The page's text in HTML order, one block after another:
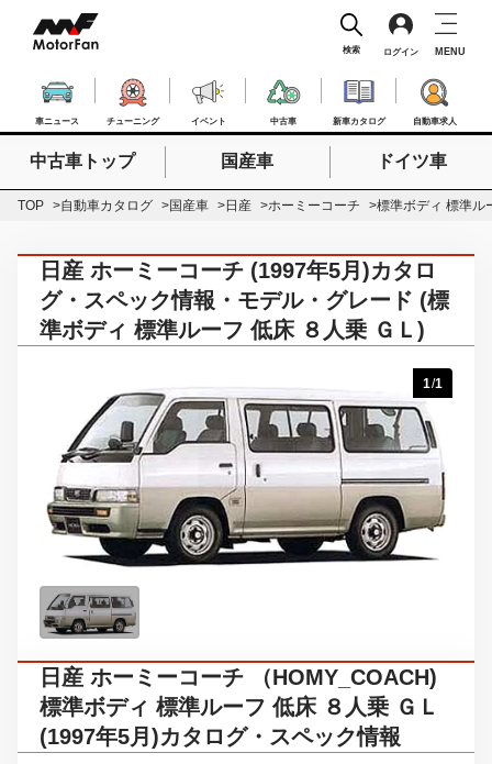
車ニュース チューニング イベント 中古車 新車カタログ 自動車求人
検索 ログイン MENU
検索したいキーワードを入力
検索
中古車トップ 国産車 ドイツ車
TOP 自動車カタログ 国産車 日産 ホーミーコーチ 標準ボディ 標準ル
日産 ホーミーコーチ (1997年5月)カタロ
グ・スペック情報・モデル・グレード (標
準ボディ 標準ルーフ 低床 ８人乗 ＧＬ)
1/1
日産 ホーミーコーチ （HOMY_COACH)
標準ボディ 標準ルーフ 低床 ８人乗 ＧＬ
(1997年5月)カタログ・スペック情報